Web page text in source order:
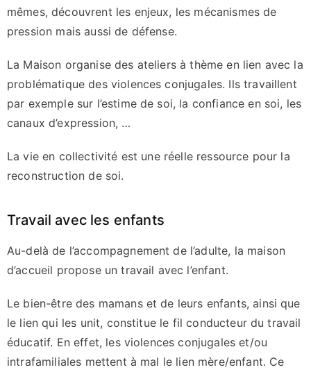
mêmes, découvrent les enjeux, les mécanismes de
pression mais aussi de défense.
La Maison organise des ateliers à thème en lien avec la
problématique des violences conjugales. Ils travaillent
par exemple sur l’estime de soi, la confiance en soi, les
canaux d’expression, …
La vie en collectivité est une réelle ressource pour la
reconstruction de soi.
Travail avec les enfants
Au-delà de l’accompagnement de l’adulte, la maison
d’accueil propose un travail avec l’enfant.
Le bien-être des mamans et de leurs enfants, ainsi que
le lien qui les unit, constitue le fil conducteur du travail
éducatif. En effet, les violences conjugales et/ou
intrafamiliales mettent à mal le lien mère/enfant. Ce